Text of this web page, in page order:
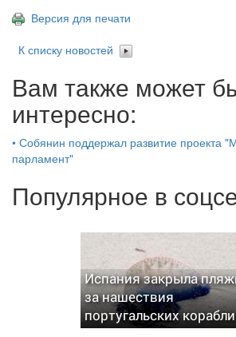
Версия для печати
К списку новостей
Вам также может
интересно:
• Собянин поддержал развитие проекта
парламент"
Популярное в
Испания закрыла
за нашествия
португальских